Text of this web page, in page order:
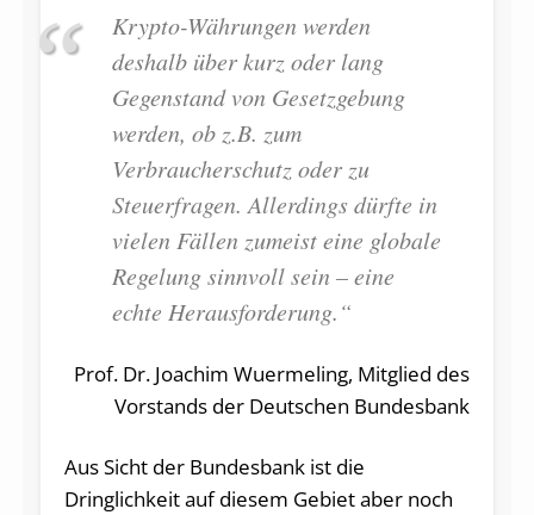
Krypto-Währungen werden
deshalb über kurz oder lang
Gegenstand von Gesetzgebung
werden, ob z.B. zum
Verbraucherschutz oder zu
Steuerfragen. Allerdings dürfte in
vielen Fällen zumeist eine globale
Regelung sinnvoll sein – eine
echte Herausforderung.“
Prof. Dr. Joachim Wuermeling, Mitglied des
Vorstands der Deutschen Bundesbank
Aus Sicht der Bundesbank ist die
Dringlichkeit auf diesem Gebiet aber noch